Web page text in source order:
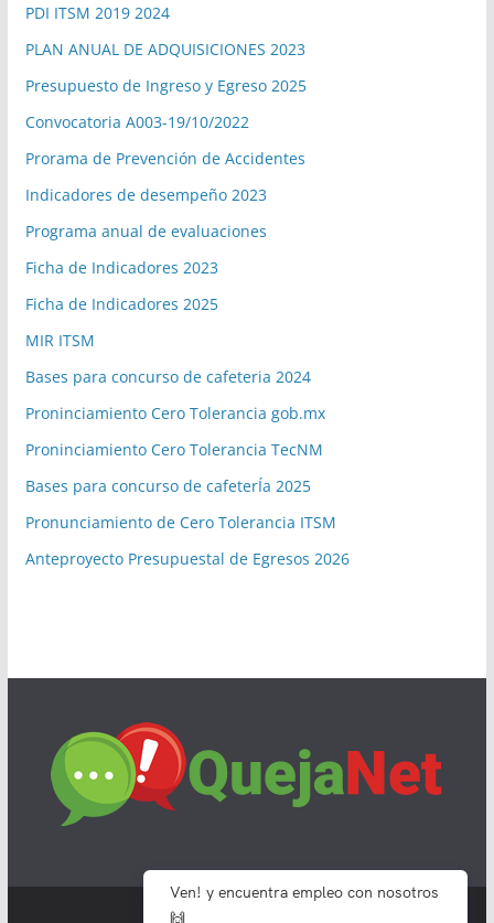
Ven! y encuentra empleo con nosotros
🙌
PDI ITSM 2019 2024
PLAN ANUAL DE ADQUISICIONES 2023
Presupuesto de Ingreso y Egreso 2025
Convocatoria A003-19/10/2022
Prorama de Prevención de Accidentes
Indicadores de desempeño 2023
Programa anual de evaluaciones
Ficha de Indicadores 2023
Ficha de Indicadores 2025
MIR ITSM
Bases para concurso de cafeteria 2024
Proninciamiento Cero Tolerancia gob.mx
Proninciamiento Cero Tolerancia TecNM
Bases para concurso de cafeterÍa 2025
Pronunciamiento de Cero Tolerancia ITSM
Anteproyecto Presupuestal de Egresos 2026